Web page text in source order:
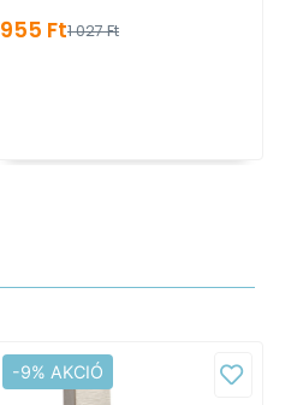
bútorfogantyú
955 Ft1 027 Ft
-9% AKCIÓ